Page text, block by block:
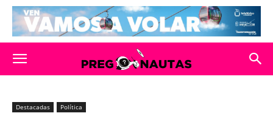
Destacadas Política